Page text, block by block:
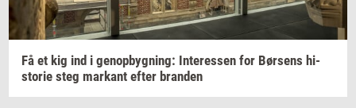
Få et kig ind i genop­byg­ning: In­ter­es­sen for Bør­sens hi­
sto­rie steg mar­kant efter bran­den